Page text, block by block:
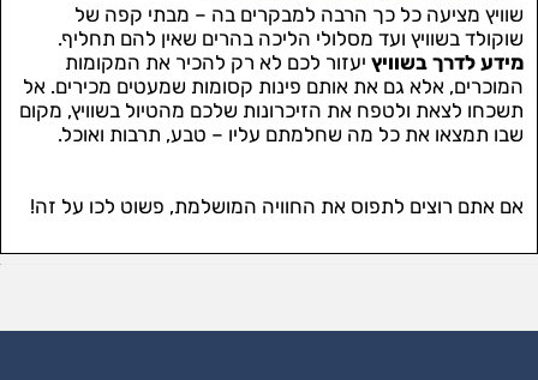
שוויץ מציעה כל כך הרבה למבקרים בה – מבתי קפה של
שוקולד בשוויץ ועד מסלולי הליכה בהרים שאין להם תחליף.
מידע לדרך בשוויץ יעזור לכם לא רק להכיר את המקומות
המוכרים, אלא גם את אותם פינות קסומות שמעטים מכירים. אל
תשכחו לצאת ולטפח את הזיכרונות שלכם מהטיול בשוויץ, מקום
שבו תמצאו את כל מה שחלמתם עליו – טבע, תרבות ואוכל.
אם אתם רוצים לתפוס את החוויה המושלמת, פשוט לכו על זה!